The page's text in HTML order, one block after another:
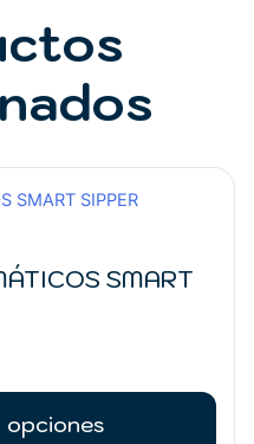
SMART
opciones